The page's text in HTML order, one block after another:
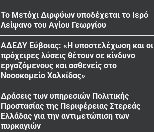
Το Μετόχι Διρφύων υποδέχεται το Ιερό
Λείψανο του Αγίου Γεωργίου
ΑΔΕΔΥ Εύβοιας: «Η υποστελέχωση και οι
πρόχειρες λύσεις θέτουν σε κίνδυνο
εργαζόμενους και ασθενείς στο
Νοσοκομείο Χαλκίδας»
Δράσεις των υπηρεσιών Πολιτικής
Προστασίας της Περιφέρειας Στερεάς
Ελλάδας για την αντιμετώπιση των
πυρκαγιών